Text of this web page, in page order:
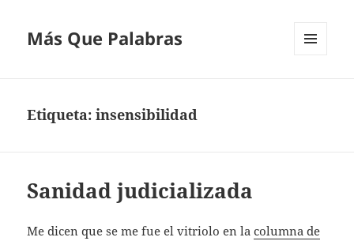
Más Que Palabras
Etiqueta:insensibilidad
Sanidad judicializada
Me dicen que se me fue el vitriolo en lacolumna de